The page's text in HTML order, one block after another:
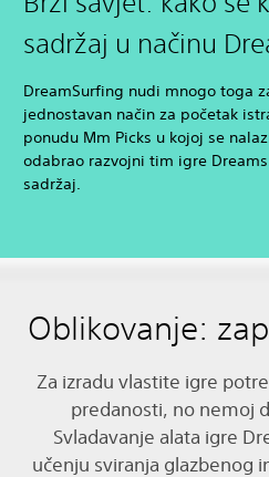
sadržaj u načinu
DreamSurfing nudi mnogo toga
jednostavan način za početak
ponudu Mm Picks u kojoj se
odabrao razvojni tim igre
sadržaj.
Oblikovanje:
Za izradu vlastite igre
predanosti, no nemoj
Svladavanje alata igre
učenju sviranja glazbenog